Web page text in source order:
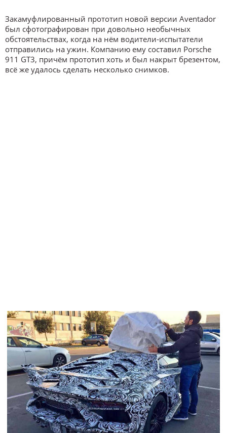
Закамуфлированный прототип новой версии Aventador
был сфотографирован при довольно необычных
обстоятельствах, когда на нём водители-испытатели
отправились на ужин. Компанию ему составил Porsche
911 GT3, причём прототип хоть и был накрыт брезентом,
всё же удалось сделать несколько снимков.